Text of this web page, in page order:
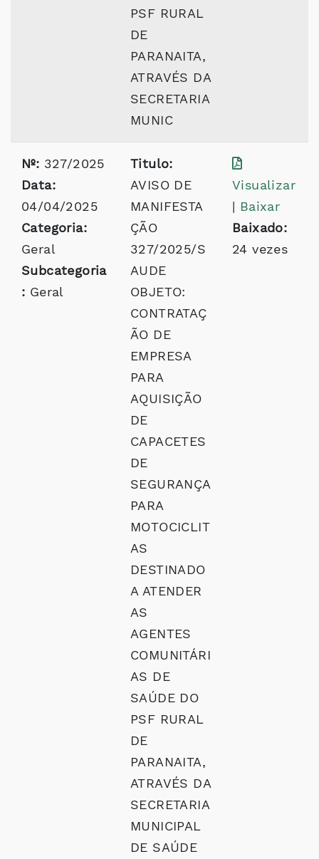
PSF RURAL
DE
PARANAITA,
ATRAVÉS DA
SECRETARIA
MUNIC
Nº: 327/2025
Data:
04/04/2025
Categoria:
Geral
Subcategoria
: Geral
Titulo:
AVISO DE
MANIFESTA
ÇÃO
327/2025/S
AUDE
OBJETO:
CONTRATAÇ
ÃO DE
EMPRESA
PARA
AQUISIÇÃO
DE
CAPACETES
DE
SEGURANÇA
PARA
MOTOCICLIT
AS
DESTINADO
A ATENDER
AS
AGENTES
COMUNITÁRI
AS DE
SAÚDE DO
PSF RURAL
DE
PARANAITA,
ATRAVÉS DA
SECRETARIA
MUNICIPAL
DE SAÚDE
Visualizar
| Baixar
Baixado:
24 vezes